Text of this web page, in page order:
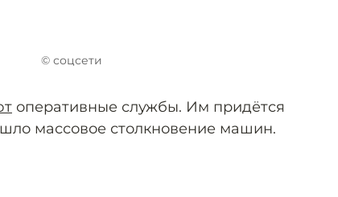
© соцсети
оперативные службы. Им придётся
массовое столкновение машин.